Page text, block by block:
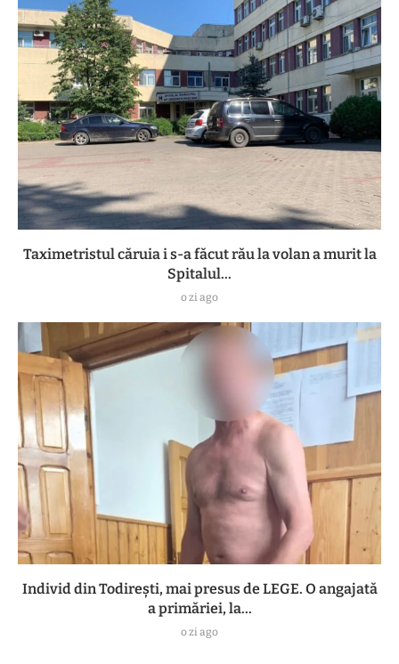
Taximetristul căruia i s-a făcut rău la volan a murit la
Spitalul...
o zi ago
Individ din Todirești, mai presus de LEGE. O angajată
a primăriei, la...
o zi ago